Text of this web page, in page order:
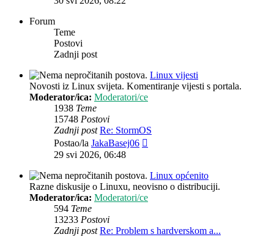
Forum
Teme
Postovi
Zadnji post
Linux vijesti
Novosti iz Linux svijeta. Komentiranje vijesti s portala.
Moderator/ica: Moderatori/ce
1938 Teme
15748 Postovi
Zadnji post Re: StormOS
Postao/la JakaBasej06
29 svi 2026, 06:48
Linux općenito
Razne diskusije o Linuxu, neovisno o distribuciji.
Moderator/ica: Moderatori/ce
594 Teme
13233 Postovi
Zadnji post Re: Problem s hardverskom a...